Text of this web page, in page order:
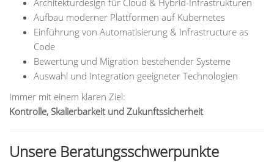
Architekturdesign für Cloud & Hybrid-Infrastrukturen
Aufbau moderner Plattformen auf Kubernetes
Einführung von Automatisierung & Infrastructure as
Code
Bewertung und Migration bestehender Systeme
Auswahl und Integration geeigneter Technologien
Immer mit einem klaren Ziel:
Kontrolle, Skalierbarkeit und Zukunftssicherheit
Unsere Beratungsschwerpunkte